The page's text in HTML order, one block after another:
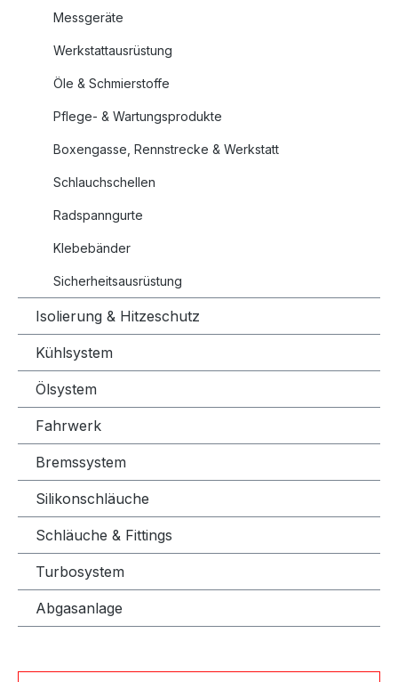
Messgeräte
Werkstattausrüstung
Öle & Schmierstoffe
Pflege- & Wartungsprodukte
Boxengasse, Rennstrecke & Werkstatt
Schlauchschellen
Radspanngurte
Klebebänder
Sicherheitsausrüstung
Isolierung & Hitzeschutz
Kühlsystem
Ölsystem
Fahrwerk
Bremssystem
Silikonschläuche
Schläuche & Fittings
Turbosystem
Abgasanlage